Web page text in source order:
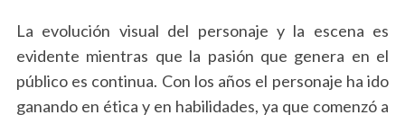
La evolución visual del personaje y la escena es
evidente mientras que la pasión que genera en el
público es continua. Con los años el personaje ha ido
ganando en ética y en habilidades, ya que comenzó a